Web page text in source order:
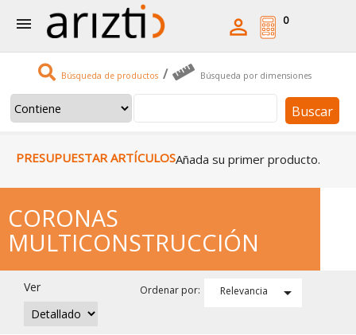
 
Búsqueda de productos / Búsqueda por dimensiones
Buscar
0
PRESUPUESTAR ARTÍCULOSAñada su primer producto.
CORONAS
MULTICONSTRUCCIÓN
Ver Ordenar por: Relevancia 